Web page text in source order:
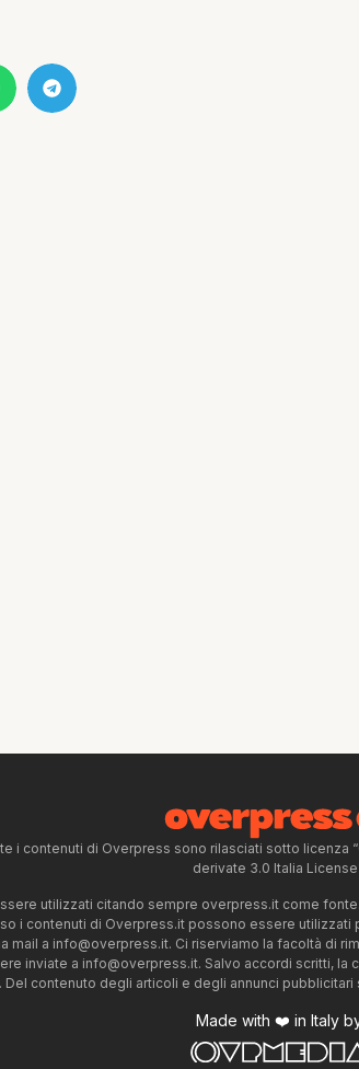
i contenuti di Overpress sono rilasciati sotto licenza
derivate 3.0 Italia
utilizzati citando sempre overpress.it come
i contenuti di Overpress.it possono essere
mail a info@overpress.it. Ci riserviamo la facoltà di
inviate a info@overpress.it. Salvo accordi scritti, la
Del contenuto degli articoli e degli annunci
Made with ❤️ in Italy